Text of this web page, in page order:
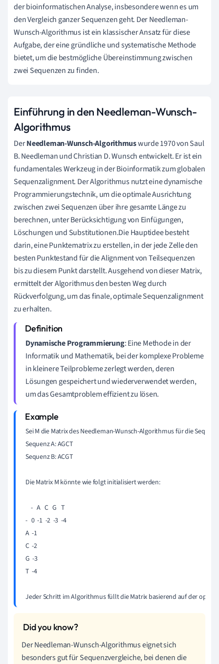
der bioinformatischen Analyse, insbesondere wenn es um
den Vergleich ganzer Sequenzen geht. Der Needleman-
Wunsch-Algorithmus ist ein klassischer Ansatz für diese
Aufgabe, der eine gründliche und systematische Methode
bietet, um die bestmögliche Übereinstimmung zwischen
zwei Sequenzen zu finden.
Einführung in den Needleman-Wunsch-
Algorithmus
DerNeedleman-Wunsch-Algorithmuswurde 1970 von Saul
B. Needleman und Christian D. Wunsch entwickelt. Er ist ein
fundamentales Werkzeug in der Bioinformatik zum globalen
Sequenzalignment. Der Algorithmus nutzt eine dynamische
Programmierungstechnik, um die optimale Ausrichtung
zwischen zwei Sequenzen über ihre gesamte Länge zu
berechnen, unter Berücksichtigung von Einfügungen,
Löschungen und Substitutionen.Die Hauptidee besteht
darin, eine Punktematrix zu erstellen, in der jede Zelle den
besten Punktestand für die Alignment von Teilsequenzen
bis zu diesem Punkt darstellt. Ausgehend von dieser Matrix,
ermittelt der Algorithmus den besten Weg durch
Rückverfolgung, um das finale, optimale Sequenzalignment
zu erhalten.
Dynamische Programmierung: Eine Methode in der
Informatik und Mathematik, bei der komplexe Probleme
in kleinere Teilprobleme zerlegt werden, deren
Lösungen gespeichert und wiederverwendet werden,
um das Gesamtproblem effizient zu lösen.
Sei M die Matrix des Needleman-Wunsch-Algorithmus für die
Sequenz A: AGCT
Sequenz B: ACGT
Die Matrix M könnte wie folgt initialisiert werden:
    -   A   C   G   T
-   0  -1  -2  -3  -4
A  -1
C  -2
G  -3
T  -4
Jeder Schritt im Algorithmus füllt die Matrix basierend auf der
Der Needleman-Wunsch-Algorithmus eignet sich
besonders gut für Sequenzvergleiche, bei denen die